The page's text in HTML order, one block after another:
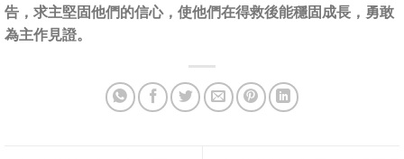
告，求主堅固他們的信心，使他們在得救後能穩固成長，勇敢
為主作見證。